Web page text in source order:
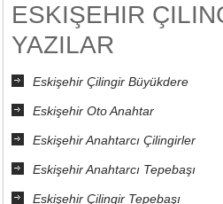
ESKIŞEHIR
YAZILAR
Eskişehir Çilingir Büyükdere
Eskişehir Oto Anahtar
Eskişehir Anahtarcı Çilingirler
Eskişehir Anahtarcı Tepebaşı
Eskişehir Çilingir Tepebaşı